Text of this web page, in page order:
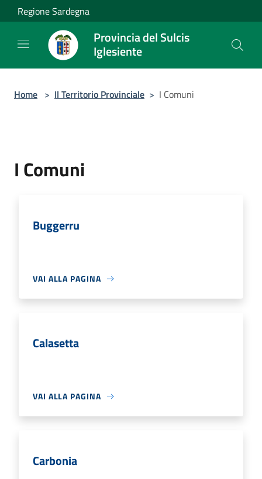
Salta al contenuto principale
Regione Sardegna
Provincia del Sulcis
Iglesiente
Home > Il Territorio Provinciale > I Comuni
I Comuni
Buggerru
VAI ALLA PAGINA
Calasetta
VAI ALLA PAGINA
Carbonia